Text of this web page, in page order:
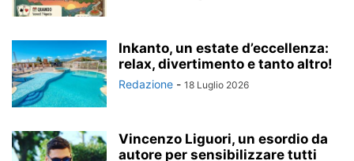
Inkanto, un estate d’eccellenza:
relax, divertimento e tanto altro!
Redazione - 18 Luglio 2026
Vincenzo Liguori, un esordio da
autore per sensibilizzare tutti